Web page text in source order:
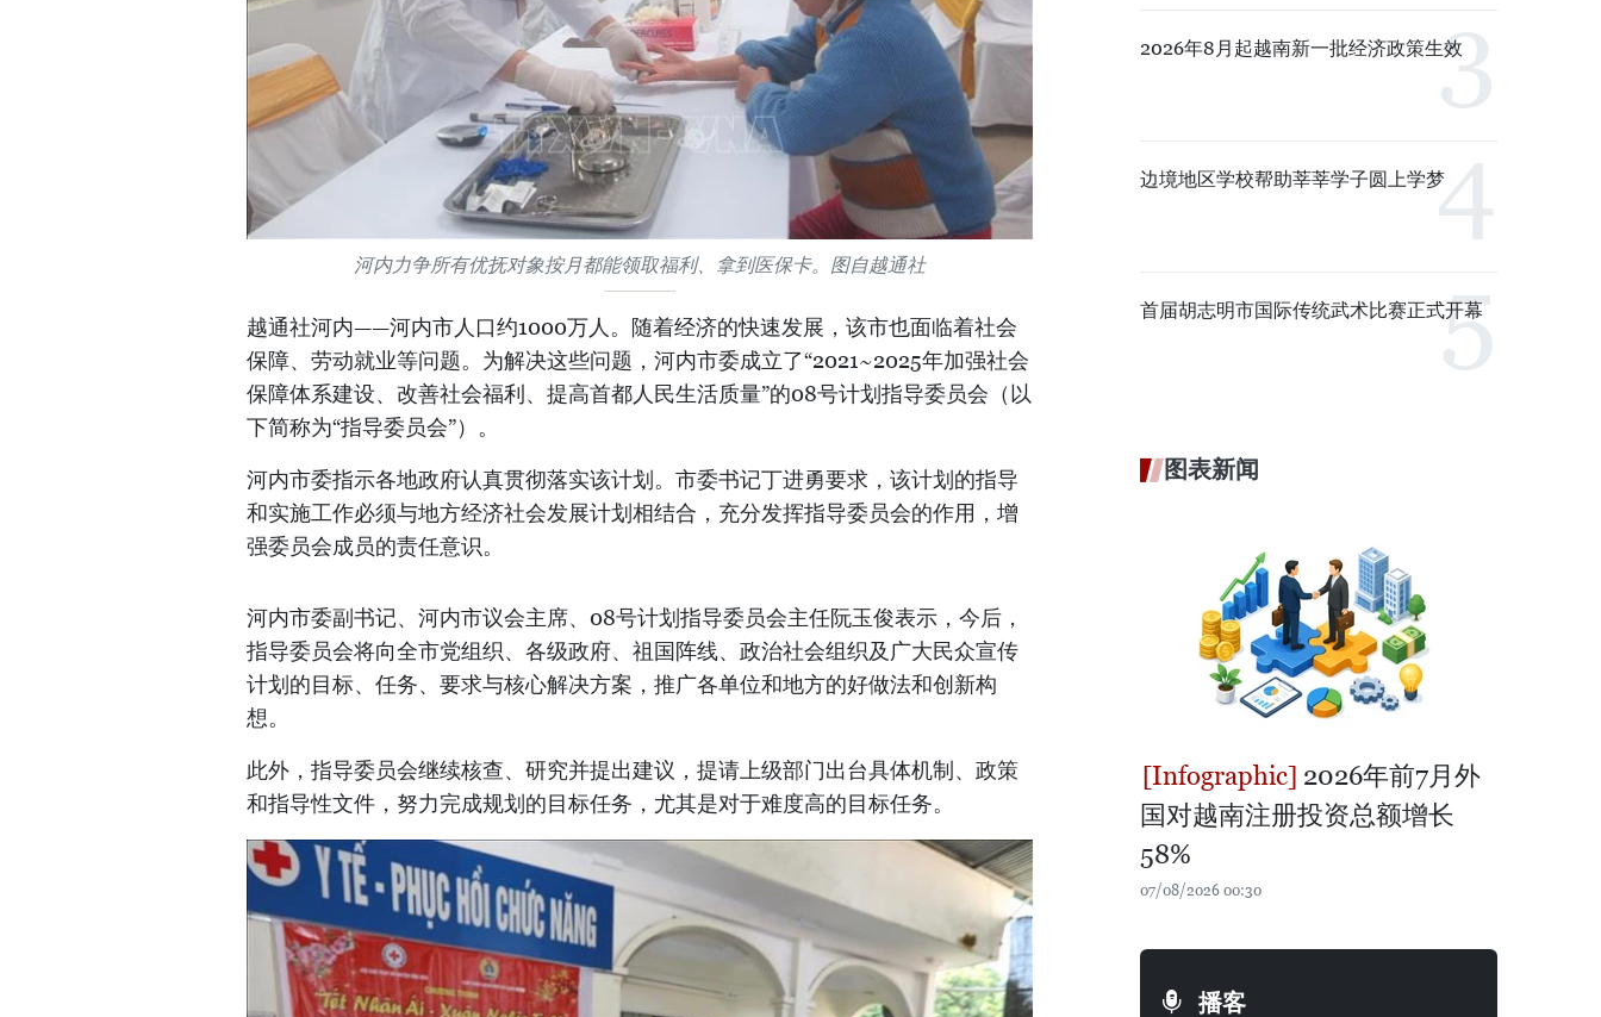
河内力争所有优抚对象按月都能领取福利、拿到医保卡。图自越通社
越通社河内——河内市人口约1000万人。随着经济的快速发展，该市也面临着社会
保障、劳动就业等问题。为解决这些问题，河内市委成立了“2021~2025年加强社会
保障体系建设、改善社会福利、提高首都人民生活质量”的08号计划指导委员会（以
下简称为“指导委员会”）。
河内市委指示各地政府认真贯彻落实该计划。市委书记丁进勇要求，该计划的指导
和实施工作必须与地方经济社会发展计划相结合，充分发挥指导委员会的作用，增
强委员会成员的责任意识。
河内市委副书记、河内市议会主席、08号计划指导委员会主任阮玉俊表示，今后，
指导委员会将向全市党组织、各级政府、祖国阵线、政治社会组织及广大民众宣传
计划的目标、任务、要求与核心解决方案，推广各单位和地方的好做法和创新构
想。
此外，指导委员会继续核查、研究并提出建议，提请上级部门出台具体机制、政策
和指导性文件，努力完成规划的目标任务，尤其是对于难度高的目标任务。
2026年8月起越南新一批经济政策生效
边境地区学校帮助莘莘学子圆上学梦
首届胡志明市国际传统武术比赛正式开幕
图表新闻
2026年前7月外
国对越南注册投资总额增长
58%
07/08/2026 00:30
播客